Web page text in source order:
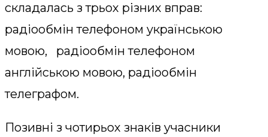
складалась з трьох різних вправ:
радіообмін телефоном українською
мовою, радіообмін телефоном
англійською мовою, радіообмін
телеграфом.
Позивні з чотирьох знаків учасники